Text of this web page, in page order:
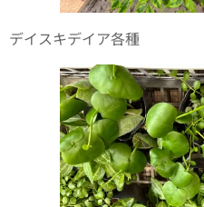
デイスキデイア各種